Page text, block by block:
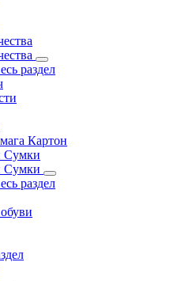
раздел
Картон
Сумки
Сумки
раздел